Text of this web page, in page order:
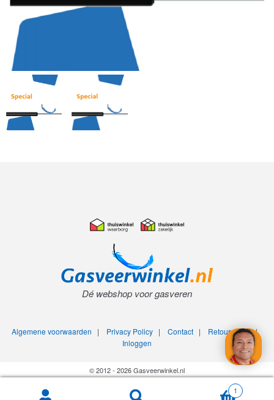
1
Dé webshop voor gasveren
Algemene voorwaarden | Privacy Policy| Contact| Retourneren|
Inloggen
© 2012 - 2026 Gasveerwinkel.nl